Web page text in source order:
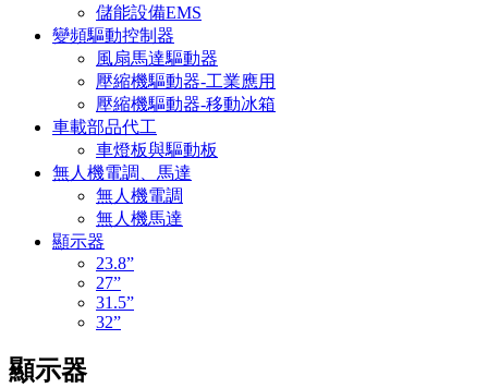
儲能設備EMS
變頻驅動控制器
風扇馬達驅動器
壓縮機驅動器-工業應用
壓縮機驅動器-移動冰箱
車載部品代工
車燈板與驅動板
無人機電調、馬達
無人機電調
無人機馬達
顯示器
23.8”
27”
31.5”
32”
顯示器